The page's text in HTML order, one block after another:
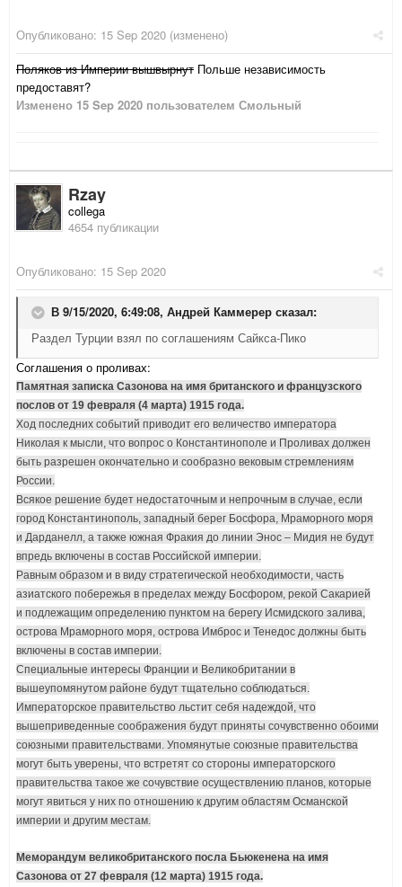
Опубликовано: 15 Sep 2020 (изменено)
Поляков из Империи вышвырнут Польше независимость
предоставят?
Изменено 15 Sep 2020 пользователем Смольный
Rzay
collega
4654 публикации
Опубликовано: 15 Sep 2020
В 9/15/2020, 6:49:08, Андрей Каммерер сказал:
Раздел Турции взял по соглашениям Сайкса-Пико
Соглашения о проливах:
Памятная записка Сазонова на имя британского и французского
послов от 19 февраля (4 марта) 1915 года.
Ход последних событий приводит его величество императора
Николая к мысли, что вопрос о Константинополе и Проливах должен
быть разрешен окончательно и сообразно вековым стремлениям
России.
Всякое решение будет недостаточным и непрочным в случае, если
город Константинополь, западный берег Босфора, Мраморного моря
и Дарданелл, а также южная Фракия до линии Энос – Мидия не будут
впредь включены в состав Российской империи.
Равным образом и в виду стратегической необходимости, часть
азиатского побережья в пределах между Босфором, рекой Сакарией
и подлежащим определению пунктом на берегу Исмидского залива,
острова Мраморного моря, острова Имброс и Тенедос должны быть
включены в состав империи.
Специальные интересы Франции и Великобритании в
вышеупомянутом районе будут тщательно соблюдаться.
Императорское правительство льстит себя надеждой, что
вышеприведенные соображения будут приняты сочувственно обоими
союзными правительствами. Упомянутые союзные правительства
могут быть уверены, что встретят со стороны императорского
правительства такое же сочувствие осуществлению планов, которые
могут явиться у них по отношению к другим областям Османской
империи и другим местам.
Меморандум великобританского посла Бьюкенена на имя
Сазонова от 27 февраля (12 марта) 1915 года.